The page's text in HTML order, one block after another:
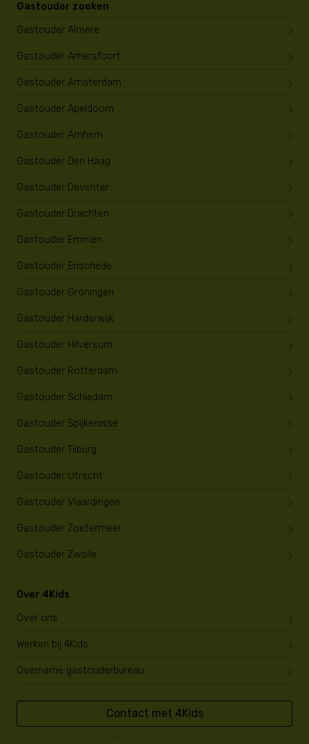
Gastouder zoeken
Gastouder Almere
Gastouder Amersfoort
Gastouder Amsterdam
Gastouder Apeldoorn
Gastouder Arnhem
Gastouder Den Haag
Gastouder Deventer
Gastouder Drachten
Gastouder Emmen
Gastouder Enschede
Gastouder Groningen
Gastouder Harderwijk
Gastouder Hilversum
Gastouder Rotterdam
Gastouder Schiedam
Gastouder Spijkenisse
Gastouder Tilburg
Gastouder Utrecht
Gastouder Vlaardingen
Gastouder Zoetermeer
Gastouder Zwolle
Over 4Kids
Over ons
Werken bij 4Kids
Overname gastouderbureau
Contact met 4Kids